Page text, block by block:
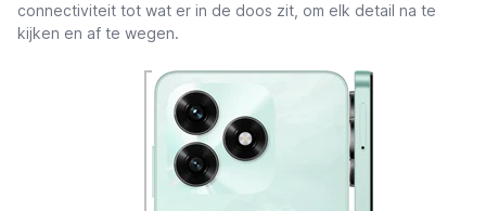
connectiviteit tot wat er in de doos zit, om elk detail na te
kijken en af te wegen.